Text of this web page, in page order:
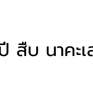
สืบ นาค